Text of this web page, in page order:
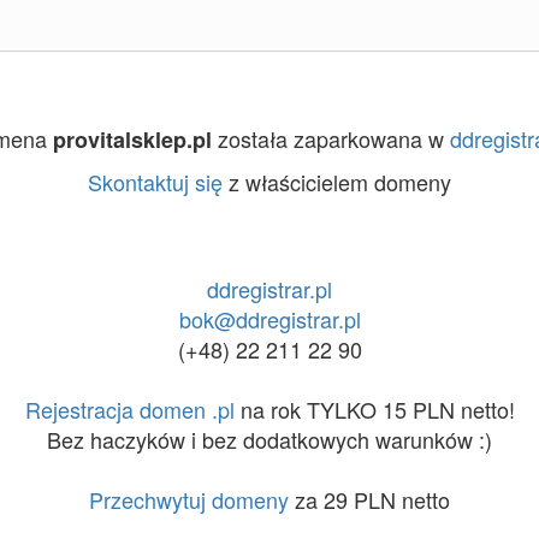
provitalsklep.pl została zaparkowana w
Skontaktuj sięz właścicielem domeny
ddregistrar.pl
bok@ddregistrar.pl
(+48) 22 211 22 90
Rejestracja domen .pl na rok TYLKO 15 PLN netto!
Bez haczyków i bez dodatkowych warunków :)
Przechwytuj domenyza 29 PLN netto